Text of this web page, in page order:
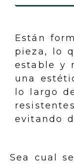
Están
pieza, lo
estable y
una
lo largo
evitando
Sea cual